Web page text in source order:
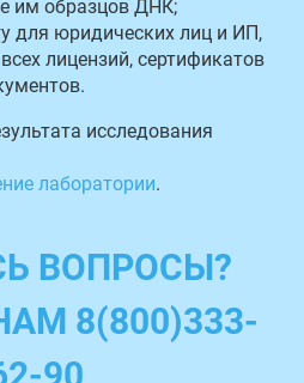
им образцов ДНК;
для юридических лиц и ИП,
лицензий, сертификатов
исследования
лаборатории.
ВОПРОСЫ?
8(800)333-